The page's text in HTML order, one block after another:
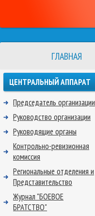
ГЛАВНАЯ
ЦЕНТРАЛЬНЫЙ АППАРАТ
Председатель организации
Руководство организации
Руководящие органы
Контрольно-ревизионная
комиссия
Региональные отделения и
Представительство
Журнал "БОЕВОЕ
БРАТСТВО"